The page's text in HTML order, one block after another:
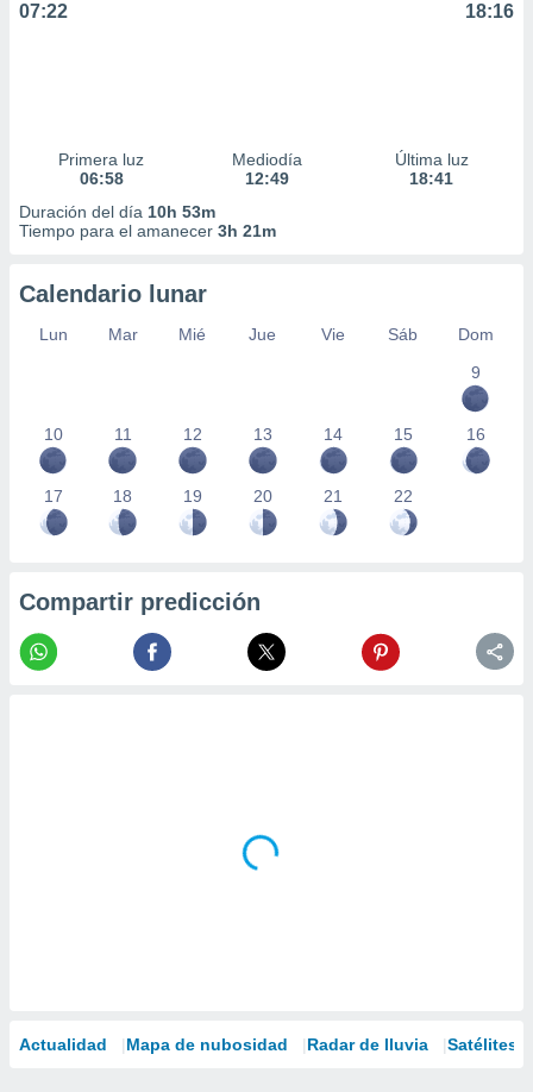
07:22 18:16
Primera luz
06:58
Mediodía
12:49
Última luz
18:41
Duración del día 10h 53m
Tiempo para el amanecer 3h 21m
Calendario lunar
Lun Mar Mié Jue Vie Sáb
Dom
9
10 11 12 13 14 15 16
17 18 19 20 21 22
Compartir predicción
Actualidad Mapa de nubosidad Radar de lluvia Satélites